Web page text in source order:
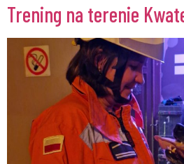
Trening na terenie